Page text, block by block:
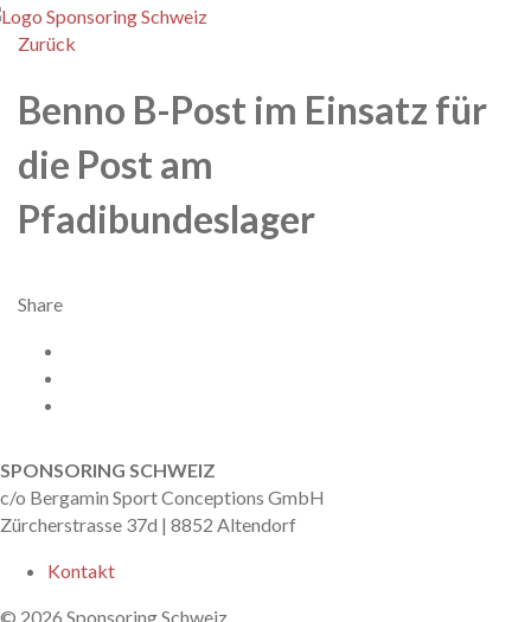
Zurück
Benno B-Post im Einsatz für
die Post am
Pfadibundeslager
Share
SPONSORING SCHWEIZ
c/o Bergamin Sport Conceptions GmbH
Zürcherstrasse 37d | 8852 Altendorf
Kontakt
© 2026 Sponsoring Schweiz